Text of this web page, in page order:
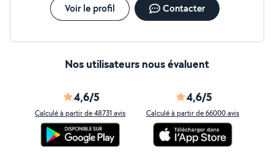
Voir le profil Contacter
Nos utilisateurs nous évaluent
4,6/5
Calculé à partir de 48731 avis
4,6/5
Calculé à partir de 66000 avis